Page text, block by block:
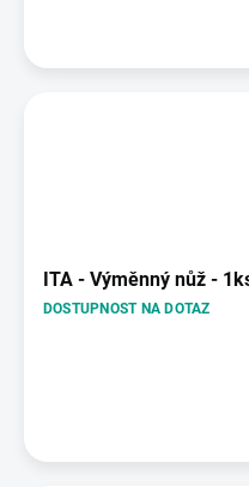
ITA - Výměnný nůž -
DOSTUPNOST NA DOTAZ